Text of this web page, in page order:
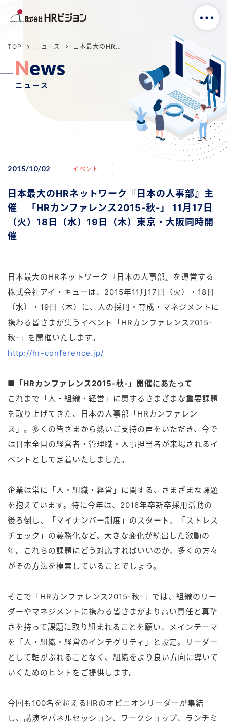
TOP ニュース 日本最大のHRネットワーク『日本の人事部』主催 「HRカンファレンス2015-秋-」 11月17日（火）18日（水）19日（木）東京・大阪同時開催
News
ニュース
2015/10/02 イベント
日本最大のHRネットワーク『日本の人事部』主
催 「HRカンファレンス2015-秋-」 11月17日
（火）18日（水）19日（木）東京・大阪同時開
催
日本最大のHRネットワーク『日本の人事部』を運営する
株式会社アイ・キューは、2015年11月17日（火）・18日
（水）・19日（木）に、人の採用・育成・マネジメントに
携わる皆さまが集うイベント「HRカンファレンス2015-
秋-」を開催いたします。
http://hr-conference.jp/
■「HRカンファレンス2015-秋-」開催にあたって
これまで「人・組織・経営」に関するさまざまな重要課題
を取り上げてきた、日本の人事部「HRカンファレン
ス」。多くの皆さまから熱いご支持の声をいただき、今で
は日本全国の経営者・管理職・人事担当者が来場されるイ
ベントとして定着いたしました。
企業は常に「人・組織・経営」に関する、さまざまな課題
を抱えています。特に今年は、2016年卒新卒採用活動の
後ろ倒し、「マイナンバー制度」のスタート、「ストレス
チェック」の義務化など、大きな変化が続出した激動の
年。これらの課題にどう対応すればいいのか、多くの方々
がその方法を模索していることでしょう。
そこで「HRカンファレンス2015-秋-」では、組織のリー
ダーやマネジメントに携わる皆さまがより高い責任と真摯
さを持って課題に取り組まれることを願い、メインテーマ
を「人・組織・経営のインテグリティ」と設定。リーダー
として軸がぶれることなく、組織をより良い方向に導いて
いくためのヒントをご提供します。
今回も100名を超えるHRのオピニオンリーダーが集結
し、講演やパネルセッション、ワークショップ、ランチミ